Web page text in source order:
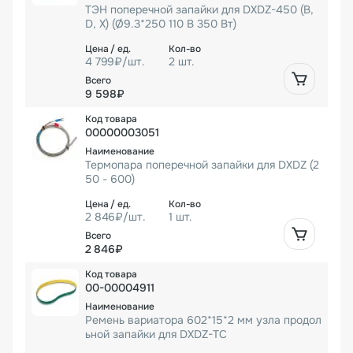
случае данное решение идеально для Вашего
Основные конструктивные особенности:
- три сервопривода - экономия расхода пленки.
Быстрая и удобная перенастройка параметров
ножа поперечной запайки.
- датчик положения продукта - позволяет точно
определять положение продукта для оптимального
формирования пакета
- русифицированная touch-screen панель управления
- гибкая и удобная настройка параметров работы
- функция самодиагностики - позволяет точно
определять и отображать на панели управления
неисправности оборудования для последующего их
устранения
- независимый PID-регулятор температуры -
адаптация работы под различные упаковочные
ТЭН поперечной запайки для DXDZ-450 (B,
D, X) (Ø9.3*250 110 В 350 Вт)
4 799₽/шт. 2 шт.
9 598₽
00000003051
Термопара поперечной запайки для DXDZ (2
50 - 600)
2 846₽/шт. 1 шт.
2 846₽
00-00004911
Ремень вариатора 602*15*2 мм узла продол
ьной запайки для DXDZ-TC